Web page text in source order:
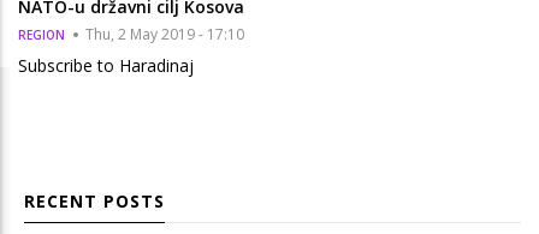
NATO-u državni cilj Kosova
REGION Thu, 2 May 2019 - 17:10
Subscribe to Haradinaj
RECENT POSTS